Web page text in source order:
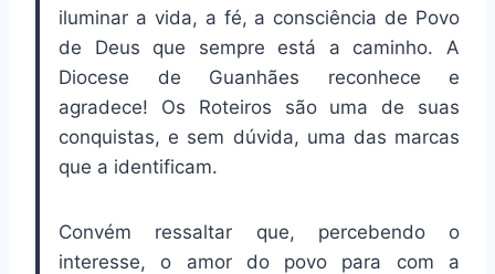
iluminar a vida, a fé, a consciência de Povo
de Deus que sempre está a caminho. A
Diocese de Guanhães reconhece e
agradece! Os Roteiros são uma de suas
conquistas, e sem dúvida, uma das marcas
que a identificam.
Convém ressaltar que, percebendo o
interesse, o amor do povo para com a